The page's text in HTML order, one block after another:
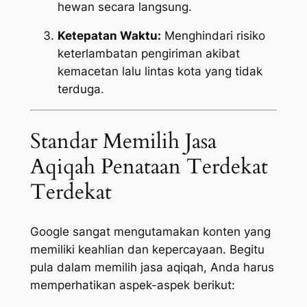
hewan secara langsung.
Ketepatan Waktu: Menghindari risiko
keterlambatan pengiriman akibat
kemacetan lalu lintas kota yang tidak
terduga.
Standar Memilih Jasa
Aqiqah Penataan Terdekat
Terdekat
Google sangat mengutamakan konten yang
memiliki keahlian dan kepercayaan. Begitu
pula dalam memilih jasa aqiqah, Anda harus
memperhatikan aspek-aspek berikut: